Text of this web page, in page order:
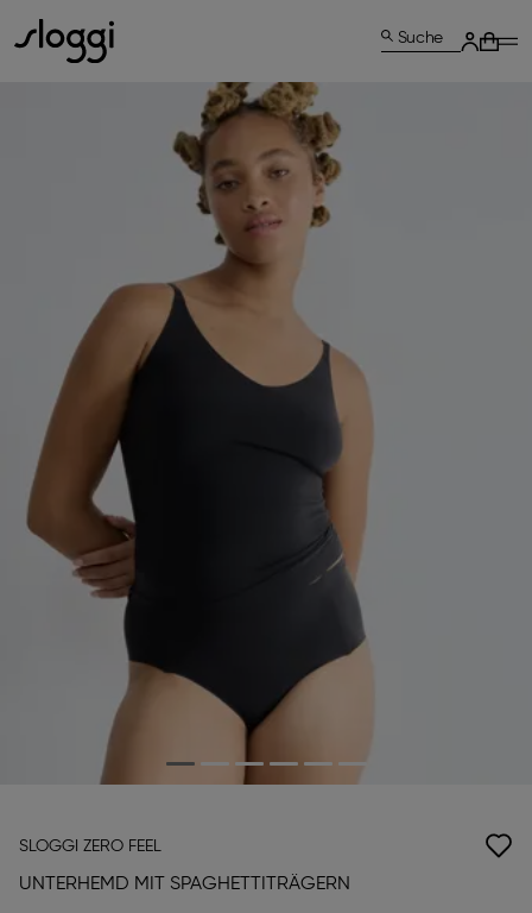
Suche
SLOGGI ZERO FEEL
UNTERHEMD MIT SPAGHETTITRÄGERN